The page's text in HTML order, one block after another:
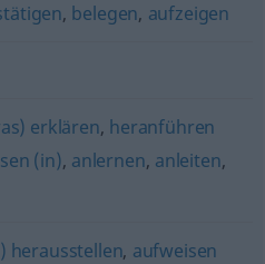
, belegen, aufzeigen
erklären, heranführen
(in), anlernen, anleiten,
herausstellen, aufweisen